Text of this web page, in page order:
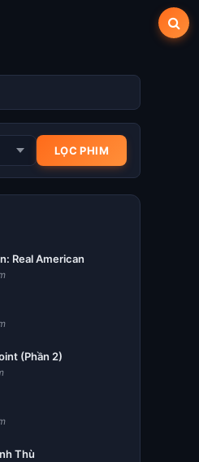
Real American
(Phần 2)
Thù